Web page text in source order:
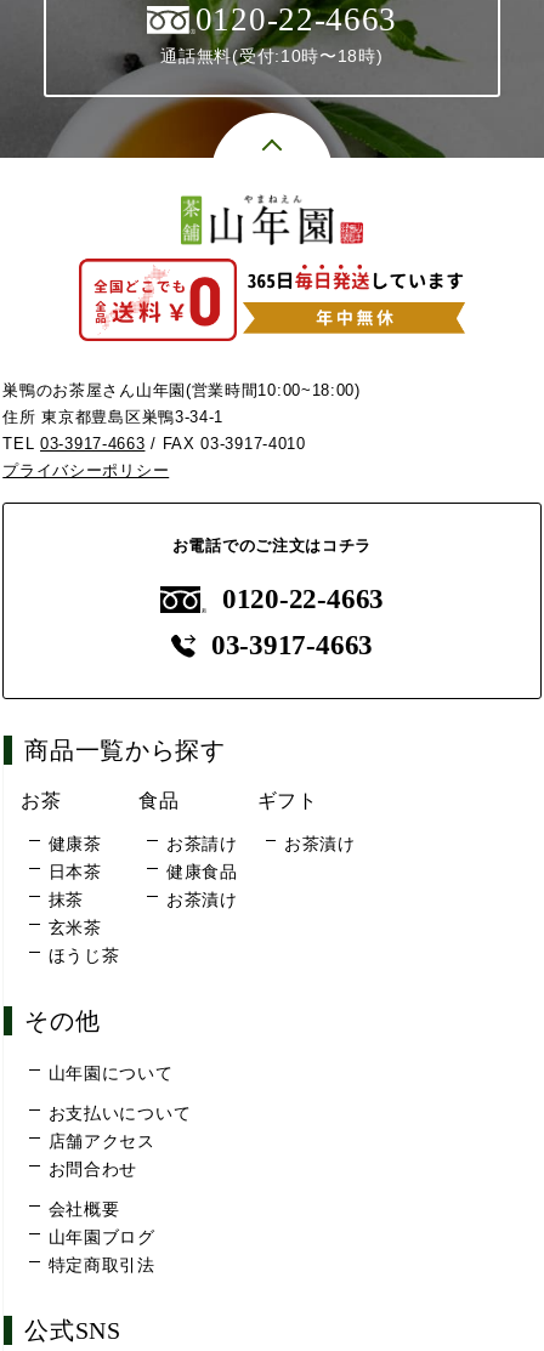
0120-22-4663
通話無料(受付:10時〜18時)
巣鴨のお茶屋さん山年園(営業時間10:00~18:00)
住所 東京都豊島区巣鴨3-34-1
TEL03-3917-4663 / FAX 03-3917-4010
プライバシーポリシー
お電話でのご注文はコチラ
0120-22-4663
03-3917-4663
商品一覧から探す
お茶
健康茶
日本茶
抹茶
玄米茶
ほうじ茶
食品
お茶請け
健康食品
お茶漬け
ギフト
お茶漬け
その他
山年園について
お支払いについて
店舗アクセス
お問合わせ
会社概要
山年園ブログ
特定商取引法
公式SNS